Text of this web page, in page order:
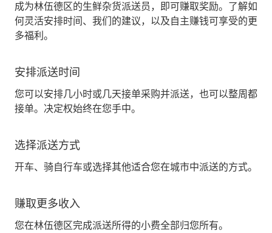
成为林伍德区的生鲜杂货派送员，即可赚取奖励。了解如
何灵活安排时间、我们的建议，以及自主赚钱可享受的更
多福利。
安排派送时间
您可以安排几小时或几天接单采购并派送，也可以整周都
接单。决定权始终在您手中。
选择派送方式
开车、骑自行车或选择其他适合您在城市中派送的方式。
赚取更多收入
您在林伍德区完成派送所得的小费全部归您所有。